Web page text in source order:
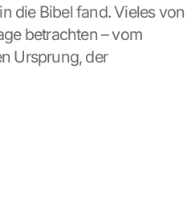
die Bibel fand. Vieles von
betrachten – vom
Ursprung, der